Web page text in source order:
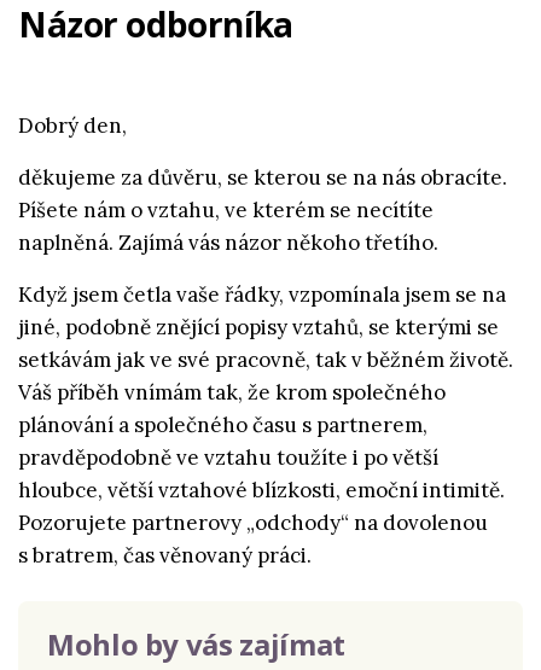
Názor odborníka
Dobrý den,
děkujeme za důvěru, se kterou se na nás obracíte.
Píšete nám o vztahu, ve kterém se necítíte
naplněná. Zajímá vás názor někoho třetího.
Když jsem četla vaše řádky, vzpomínala jsem se na
jiné, podobně znějící popisy vztahů, se kterými se
setkávám jak ve své pracovně, tak v běžném životě.
Váš příběh vnímám tak, že krom společného
plánování a společného času s partnerem,
pravděpodobně ve vztahu toužíte i po větší
hloubce, větší vztahové blízkosti, emoční intimitě.
Pozorujete partnerovy „odchody“ na dovolenou
s bratrem, čas věnovaný práci.
Mohlo by vás zajímat